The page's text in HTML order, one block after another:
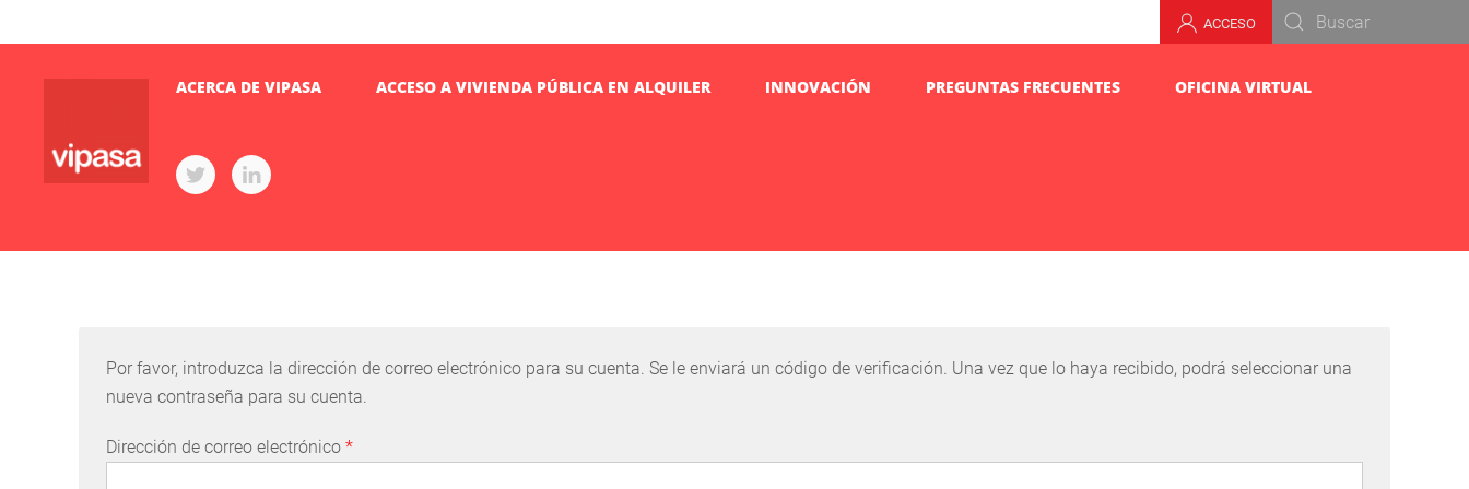
ACCESO
ACERCA DE VIPASA ACCESO A VIVIENDA PÚBLICA EN ALQUILER INNOVACIÓN PREGUNTAS FRECUENTES OFICINA VIRTUAL
Por favor, introduzca la dirección de correo electrónico para su cuenta. Se le enviará un código de verificación. Una vez que lo haya recibido, podrá seleccionar una
nueva contraseña para su cuenta.
Dirección de correo electrónico *